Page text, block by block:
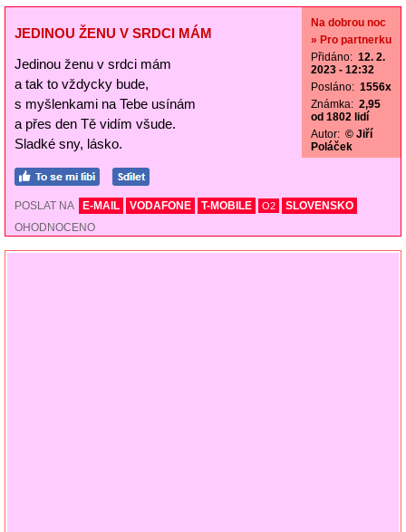
JEDINOU ŽENU V SRDCI MÁM
Jedinou ženu v srdci mám
a tak to vždycky bude,
s myšlenkami na Tebe usínám
a přes den Tě vidím všude.
Sladké sny, lásko.
Na dobrou noc
» Pro partnerku
Přidáno: 12. 2.
2023 - 12:32
Posláno: 1556x
Známka: 2,95
od 1802 lidí
Autor: © Jiří
Poláček
POSLAT NA E-MAIL VODAFONE T-MOBILE O2
SLOVENSKO
OHODNOCENO